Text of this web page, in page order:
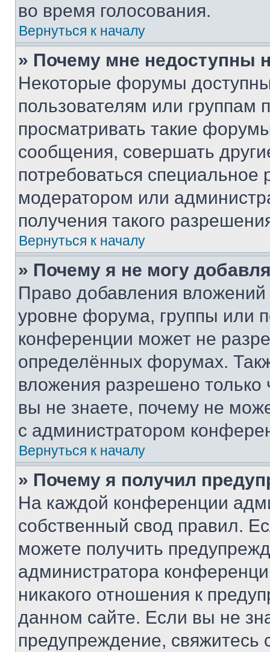
во время голосования.
Вернуться к началу
» Почему мне недоступны
Некоторые форумы
пользователям или группам
просматривать такие
сообщения, совершать
потребоваться
модератором или
получения такого
Вернуться к началу
» Почему я не могу
Право добавления
уровне форума, группы или
конференции может не
определённых форумах.
вложения разрешено
вы не знаете, почему не
с администратором
Вернуться к началу
» Почему я получил
На каждой конференции
собственный свод правил.
можете получить
администратора
никакого отношения к
данном сайте. Если вы не
предупреждение,